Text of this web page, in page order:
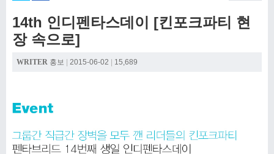
COMPANY
14th 인디펜타스데이 [킨포크파티 현
장 속으로]
WRITER 홍보 2015-06-02 15,689